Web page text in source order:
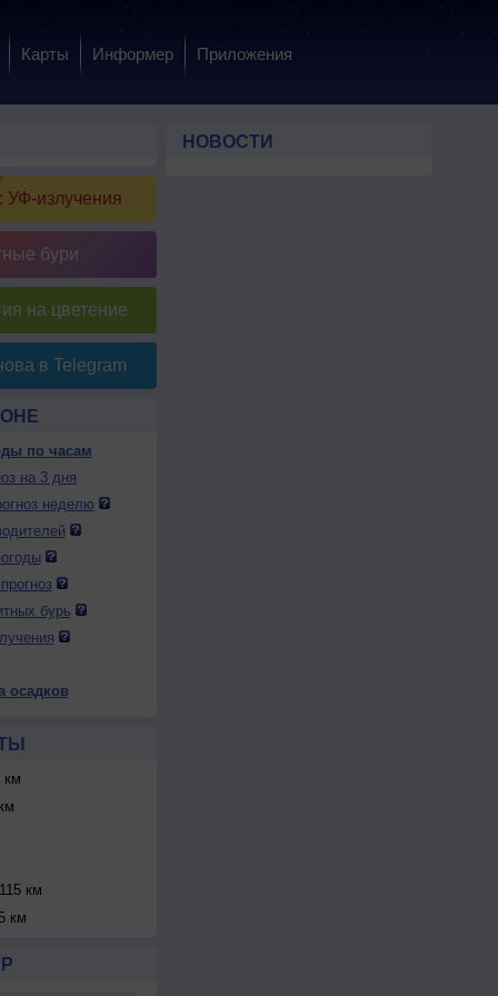
Карты Информер Приложения
УФ-излучения
бури
на цветение
в Telegram
по часам
на 3 дня
неделю
бурь
осадков
115 км
км
НОВОСТИ